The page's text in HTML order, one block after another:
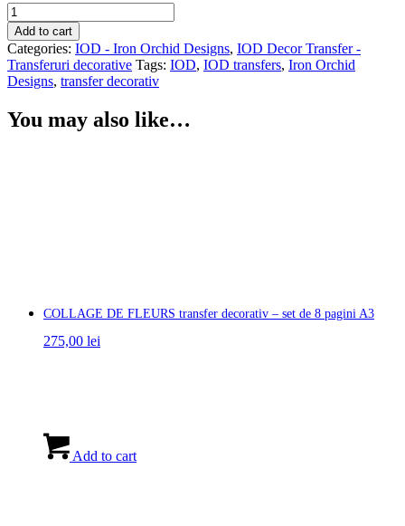
JOIE
DES
ROSES
transfer
decorativ
IOD
set
Add to cart
Categories: IOD - Iron Orchid Designs, IOD Decor Transfer -
Transferuri decorative Tags: IOD, IOD transfers, Iron Orchid
Designs, transfer decorativ
You may also like…
COLLAGE DE FLEURS transfer decorativ – set de 8 pagini A3
275,00 lei
Add to cart